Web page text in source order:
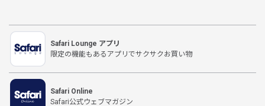
Safari Lounge アプリ
限定の機能もあるアプリでサクサクお買い物
Safari Online
Safari公式ウェブマガジン